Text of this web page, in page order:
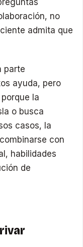
no
admita que
parte
ayuda, pero
la
o busca
casos, la
con
habilidades
de